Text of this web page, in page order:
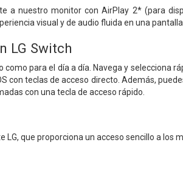
a nuestro monitor con AirPlay 2* (para
visual y de audio fluida en una
LG Switch
para el día a día. Navega y selecciona
con teclas de acceso directo. Además,
con una tecla de acceso rápido.
que proporciona un acceso sencillo a los